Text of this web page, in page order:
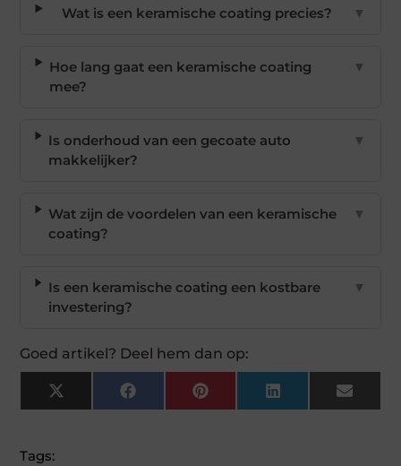
Wat is een keramische coating precies? ▼
Hoe lang gaat een keramische coating
mee?
▼
Is onderhoud van een gecoate auto
makkelijker?
▼
Wat zijn de voordelen van een keramische
coating?
▼
Is een keramische coating een kostbare
investering?
▼
Goed artikel? Deel hem dan op:
X
(Twitter)
FacebookPinterest LinkedIn Email
Tags: